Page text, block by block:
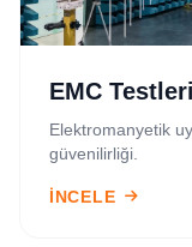
EMC Testleri
Elektromanyetik
güvenilirliği.
İNCELE